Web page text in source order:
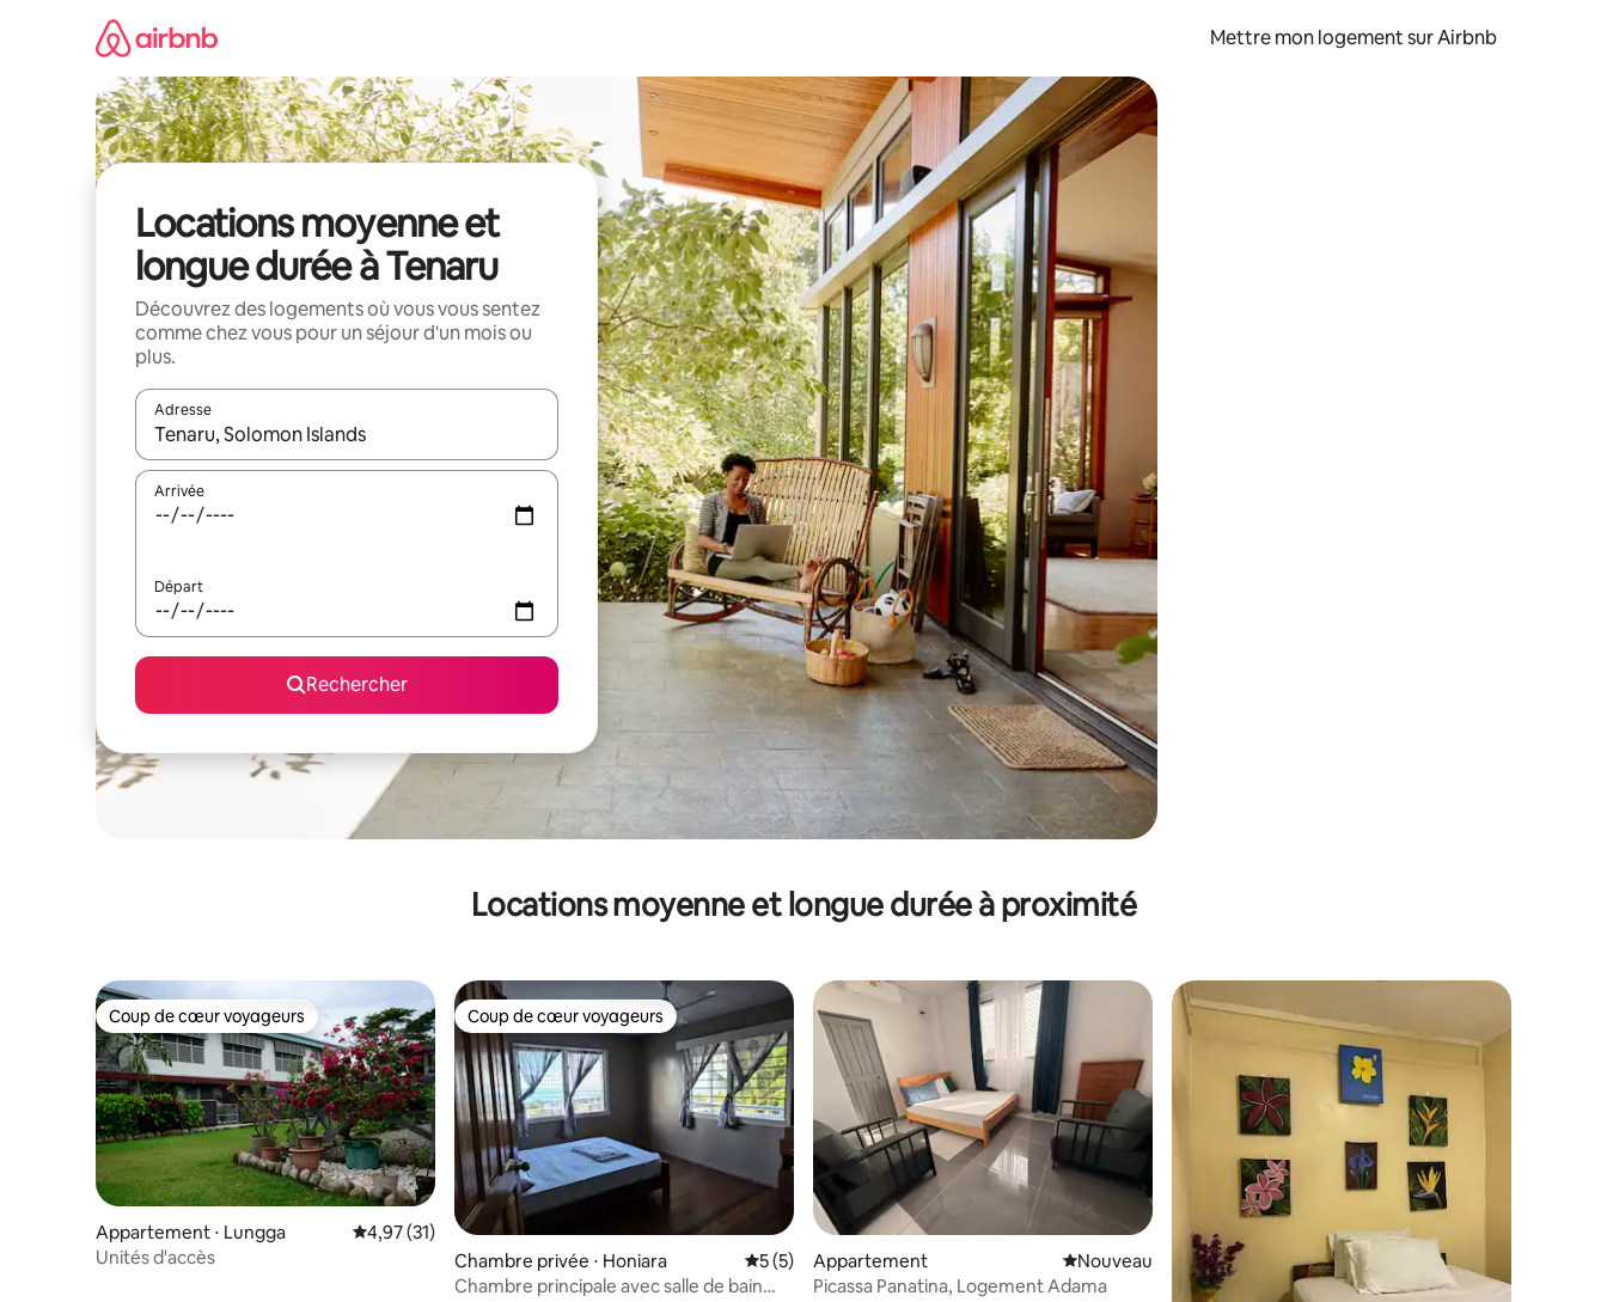
Mettre mon logement sur Airbnb
Locations moyenne et
longue durée à Tenaru
Découvrez des logements où vous vous sentez
comme chez vous pour un séjour d'un mois ou
plus.
Adresse
Lorsque les résultats s'affichent, utilisez les flèches vers le haut et vers le bas pour les parcourir ou en appuyant et en faisant glisser.
Arrivée
Départ
Rechercher
Locations moyenne et longue durée à proximité
Coup de cœur voyageurs
Coup de cœur voyageurs
Appartement ⋅ Lungga Évaluation moyenne sur la base de 31 commentaires : 4,97 sur 5
4,97 (31)
Unités d'accès
Coup de cœur voyageurs
Coup de cœur voyageurs
Chambre privée ⋅ Honiara Évaluation moyenne sur la base de 5 commentaires : 5 sur 5
5 (5)
Chambre principale avec salle de bain
Appartement Nouvel hébergement
Nouveau
Picassa Panatina, Logement Adama